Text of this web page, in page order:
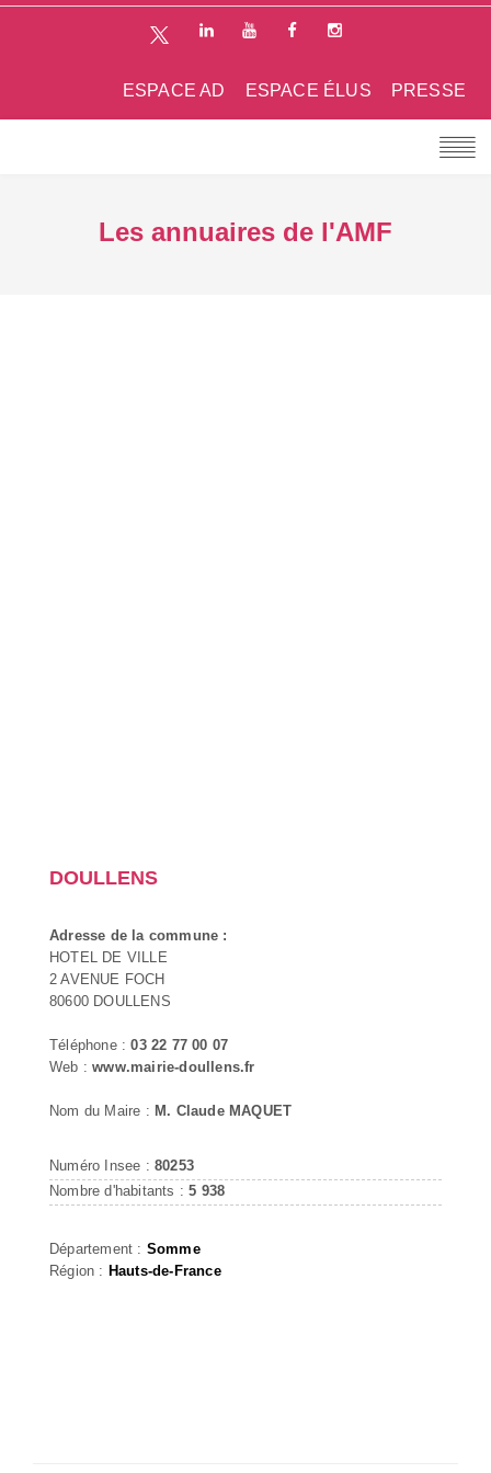
PRESSE
ESPACE ÉLUS
ESPACE AD
Les annuaires de l'AMF
DOULLENS
Adresse de la commune :
HOTEL DE VILLE
2 AVENUE FOCH
80600 DOULLENS
Téléphone :03 22 77 00 07
Web :www.mairie-doullens.fr
Nom du Maire : M. Claude MAQUET
Numéro Insee : 80253
Nombre d'habitants :5 938
Département : Somme
Région : Hauts-de-France